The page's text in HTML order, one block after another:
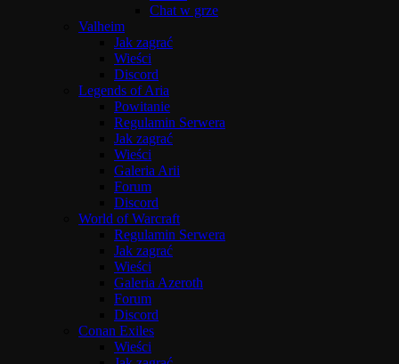
Chat w grze
Valheim
Jak zagrać
Wieści
Discord
Legends of Aria
Powitanie
Regulamin Serwera
Jak zagrać
Wieści
Galeria Arii
Forum
Discord
World of Warcraft
Regulamin Serwera
Jak zagrać
Wieści
Galeria Azeroth
Forum
Discord
Conan Exiles
Wieści